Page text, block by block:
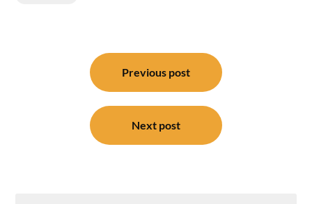
Previous post
Next post